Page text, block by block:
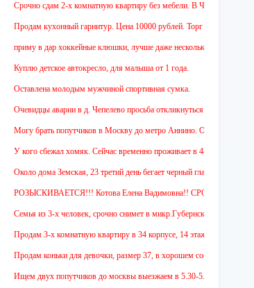
Срочно сдам 2-х комнатную квартиру без мебели. В Чехове буду после
Продам кухонный гарнитур. Цена 10000 рублей. Торг уместен.
приму в дар хоккейные клюшки, лучше даже несколько:)
Куплю детское автокресло, для малыша от 1 года.
Оставлена молодым мужчиной спортивная сумка.
Очевидцы аварии в д. Чепелево просьба откликнуться.
Могу брать попутчиков в Москву до метро Аннино. Отъезд 6.45 от
У кого сбежал хомяк. Сейчас временно проживает в 48 квартире (9
Около дома Земская, 23 третий день бегает черный гладкошерстый
РОЗЫСКИВАЕТСЯ!!! Котова Елена Вадимовна!! СРОЧНО
Семья из 3-х человек, срочно снимет в микр.Губернский 1 или 2-х
Продам 3-х комнатную квартиру в 34 корпусе, 14 этаж, общ. пл. 88 м.
Продам коньки для девочки, размер 37, в хорошем состоянии.
Ищем двух попутчиков до москвы выезжаем в 5.30-5.45 и обратно в